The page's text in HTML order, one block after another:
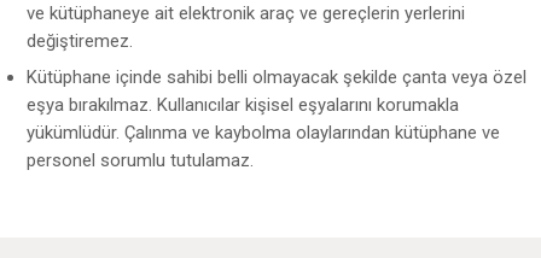
ve kütüphaneye ait elektronik araç ve gereçlerin yerlerini
değiştiremez.
Kütüphane içinde sahibi belli olmayacak şekilde çanta veya özel
eşya bırakılmaz. Kullanıcılar kişisel eşyalarını korumakla
yükümlüdür. Çalınma ve kaybolma olaylarından kütüphane ve
personel sorumlu tutulamaz.